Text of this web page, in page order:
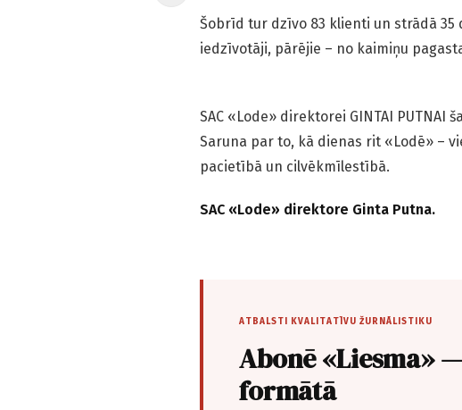
Šobrīd tur dzīvo 83 klienti un strādā
iedzīvotāji, pārējie – no kaimiņu
SAC «Lode» direktorei GINTAI
Saruna par to, kā dienas rit «Lodē» –
pacietībā un cilvēkmīlestībā.
SAC «Lode» direktore Ginta Putna.
ATBALSTI KVALITATĪVU ŽURNĀLISTIKU
Abonē «Liesma»
formātā